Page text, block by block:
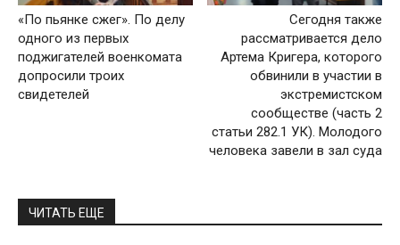
«По пьянке сжег». По делу
одного из первых
поджигателей военкомата
допросили троих
свидетелей
Сегодня также
рассматривается дело
Артема Кригера, которого
обвинили в участии в
экстремистском
сообществе (часть 2
статьи 282.1 УК). Молодого
человека завели в зал суда
ЧИТАТЬ ЕЩЕ